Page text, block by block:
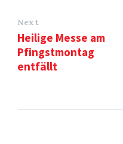
Next
Heilige Messe am
Pfingstmontag
entfällt